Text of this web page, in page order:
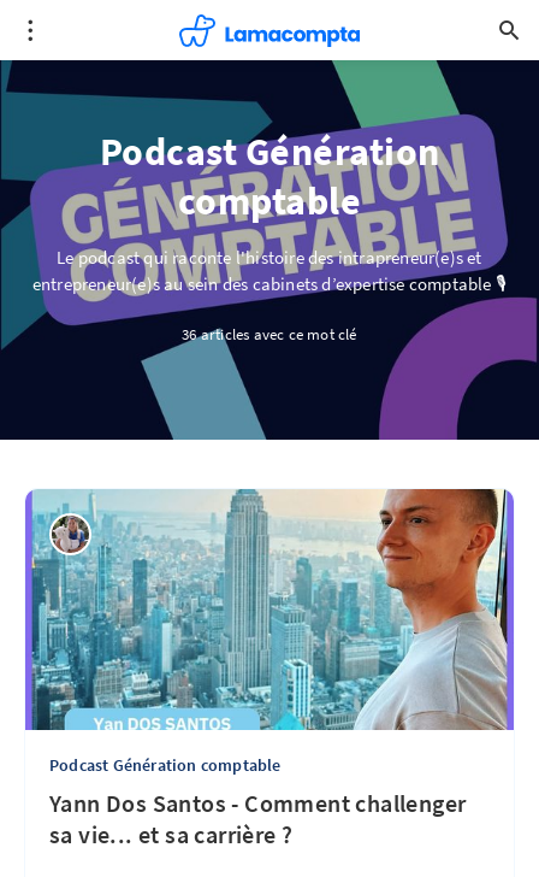
Podcast Génération
comptable
Le podcast qui raconte l'histoire des intrapreneur(e)s et
entrepreneur(e)s au sein des cabinets d’expertise comptable 🎙
36 articles avec ce mot clé
Podcast Génération comptable
Yann Dos Santos - Comment challenger
sa vie... et sa carrière ?